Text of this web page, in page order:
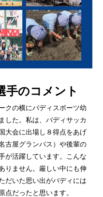
手のコメント
クの横にバディスポーツ幼
した。私は、バディサッカ
大会に出場し８得点をあげ
古屋グランパス）や後輩の
が活躍しています。こんな
りません。厳しい中にも伸
だいた思い出がバディには
点だったと思います。